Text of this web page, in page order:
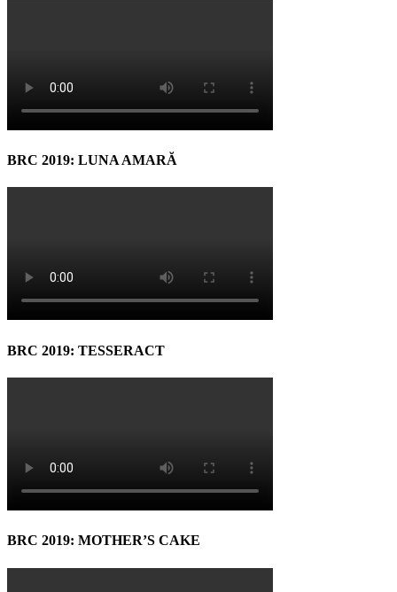
BRC 2019: LUNA AMARĂ
BRC 2019: TESSERACT
BRC 2019: MOTHER’S CAKE